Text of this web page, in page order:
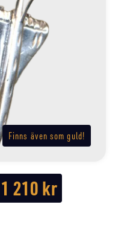
Finns även som guld!
1 210kr